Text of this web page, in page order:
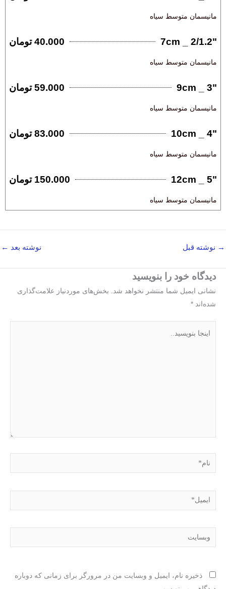
مانیسمان متوسط سیاه
"2/1.2 _ 7cm 40.000 تومان
مانیسمان متوسط سیاه
"3 _ 9cm 59.000 تومان
مانیسمان متوسط سیاه
"4 _ 10cm 83.000 تومان
مانیسمان متوسط سیاه
"5 _ 12cm 150.000 تومان
مانیسمان متوسط سیاه
→ نوشته قبل نوشته بعد ←
دیدگاه‌ خود را بنویسید
نشانی ایمیل شما منتشر نخواهد شد.
بخش‌های موردنیاز علامت‌گذاری
شده‌اند *
نام*
ایمیل*
وبسایت
ذخیره نام، ایمیل و وبسایت من در مرورگر برای زمانی که دوباره